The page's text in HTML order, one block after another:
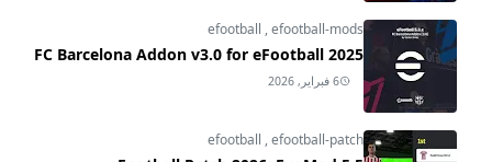
efootball ,efootball-mods
FC Barcelona Addon v3.0 for eFootball 2025
6 فبراير, 2026
efootball ,efootball-patch